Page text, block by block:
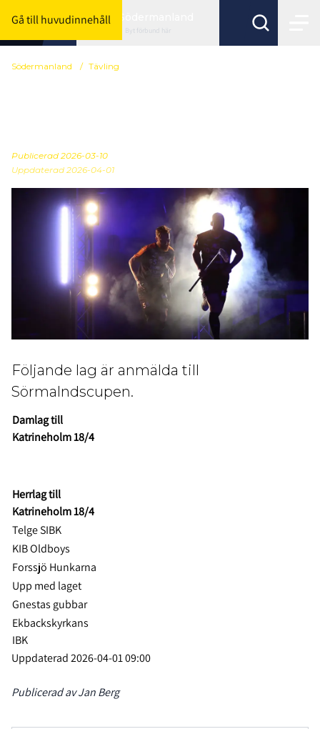
Gå till huvudinnehåll
Byt förbund här
Södermanland / Tävling
Publicerad 2026-03-10
Uppdaterad 2026-04-01
Följande lag är anmälda till
Sörmalndscupen.
Damlag till
Katrineholm 18/4
Herrlag till
Katrineholm 18/4
Telge SIBK
KIB Oldboys
Forssjö Hunkarna
Upp med laget
Gnestas gubbar
Ekbackskyrkans
IBK
Uppdaterad 2026-04-01 09:00
Publicerad av Jan Berg